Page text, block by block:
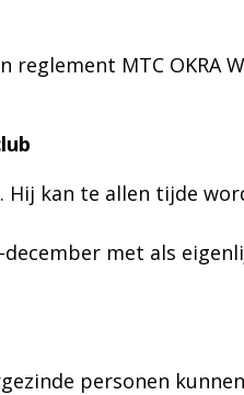
MTC OKRA
kan te allen tijde
met als
personen